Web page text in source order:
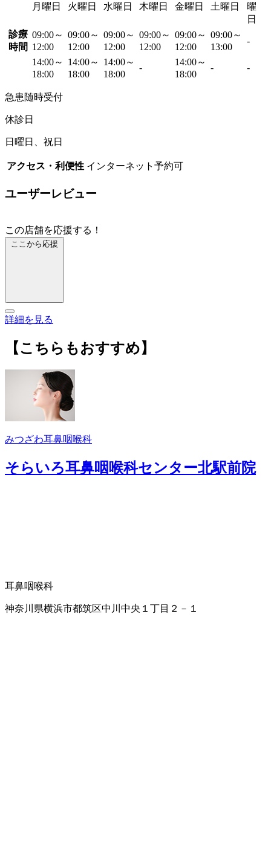
月曜日 火曜日 水曜日 木曜日 金曜日 土曜日
曜
日
診療
時間
09:00～
12:00
09:00～
12:00
09:00～
12:00
09:00～
12:00
09:00～
12:00
09:00～
13:00
-
14:00～
18:00
14:00～
18:00
14:00～
18:00
-
14:00～
18:00
- -
急患随時受付
休診日
日曜日、祝日
アクセス・利便性 インターネット予約可
ユーザーレビュー
この店舗を応援する！
ここから応援
詳細を見る
【こちらもおすすめ】
みつざわ耳鼻咽喉科
そらいろ耳鼻咽喉科センター北駅前院
耳鼻咽喉科
神奈川県横浜市都筑区中川中央１丁目２－１